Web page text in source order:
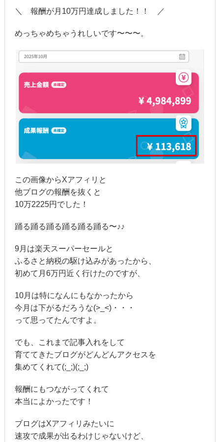
＼ 報酬が月10万円達成しました！！ ／
めっちゃめちゃうれしいです〜〜〜。
この画像からXアフィリと
他ブログの報酬を抜くと
10万2225円でした！
踊る踊る踊る踊る踊る踊る〜♪♪
9月は楽天スーパーセールと
ふるさと納税の駆け込みがあったから、
初めて月6万円近く行けたのですが、
10月は特になんにもなかったから
今月は下がるだろうな(>_<)・・・
って思ってたんですよ。
でも、これまで記事入れをして
育ててきたブログがどんどんアクセスを
集めてくれて(;_;)(;_;)
報酬にもつながってくれて
本当によかったです！
ブログはXアフィリみたいに
速攻で成果が出るわけじゃないけど、